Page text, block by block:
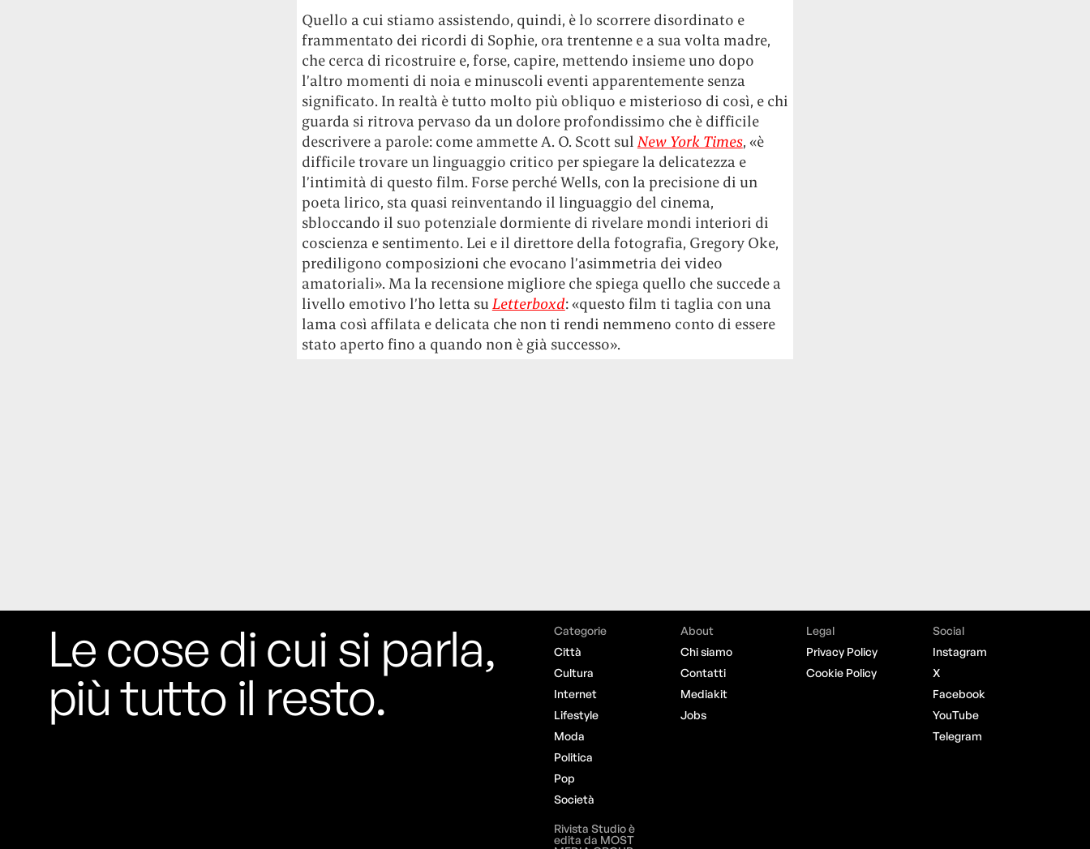
Quello a cui stiamo assistendo, quindi, è lo scorrere disordinato e
frammentato dei ricordi di Sophie, ora trentenne e a sua volta madre,
che cerca di ricostruire e, forse, capire, mettendo insieme uno dopo
l’altro momenti di noia e minuscoli eventi apparentemente senza
significato. In realtà è tutto molto più obliquo e misterioso di così, e chi
guarda si ritrova pervaso da un dolore profondissimo che è difficile
descrivere a parole: come ammette A. O. Scott sul New York Times, «è
difficile trovare un linguaggio critico per spiegare la delicatezza e
l’intimità di questo film. Forse perché Wells, con la precisione di un
poeta lirico, sta quasi reinventando il linguaggio del cinema,
sbloccando il suo potenziale dormiente di rivelare mondi interiori di
coscienza e sentimento. Lei e il direttore della fotografia, Gregory Oke,
prediligono composizioni che evocano l’asimmetria dei video
amatoriali». Ma la recensione migliore che spiega quello che succede a
livello emotivo l’ho letta su Letterboxd: «questo film ti taglia con una
lama così affilata e delicata che non ti rendi nemmeno conto di essere
stato aperto fino a quando non è già successo».
Le cose di cui si parla,
più tutto il resto.
Categorie
Città
Cultura
Internet
Lifestyle
Moda
Politica
Pop
Società
About
Chi siamo
Contatti
Mediakit
Jobs
Legal
Privacy Policy
Cookie Policy
Social
Instagram
X
Facebook
YouTube
Telegram
Rivista Studio è
edita da MOST